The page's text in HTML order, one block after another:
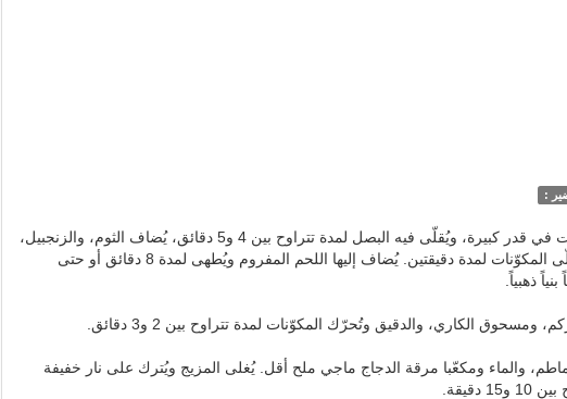
:
يُحمّى الزيت في قدر كبيرة، ويُقلّى فيه البصل لمدة تتراوح بين 4 و5 دقائق، يُضاف الثوم، والزنجبيل،
والجزر. تُقلّى المكوّنات لمدة دقيقتين. يُضاف إليها اللحم المفروم ويُطهى لمدة 8 دقائق أو حتى
ذهبياً.
ومسحوق الكاري، والدقيق وتُحرّك المكوّنات لمدة تتراوح بين 2 و3 دقائق.
والماء ومكعّبا مرقة الدجاج ماجي ملح أقل. يُغلى المزيج ويُترك على نار خفيفة
دقيقة.